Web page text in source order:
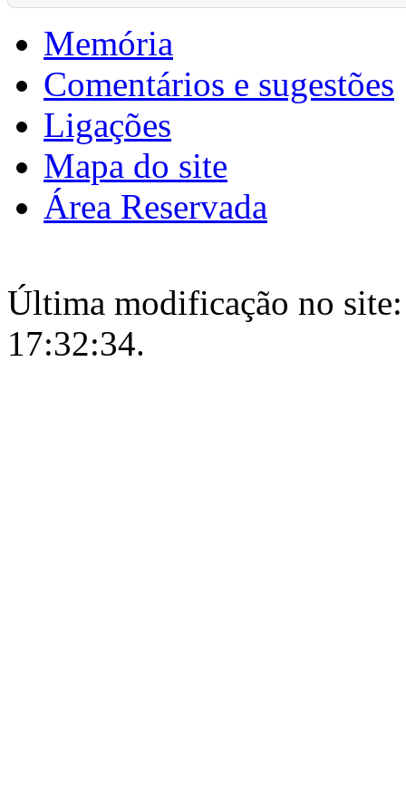
Memória
Comentários e sugestões
Ligações
Mapa do site
Área Reservada
Última modificação no
17:32:34.